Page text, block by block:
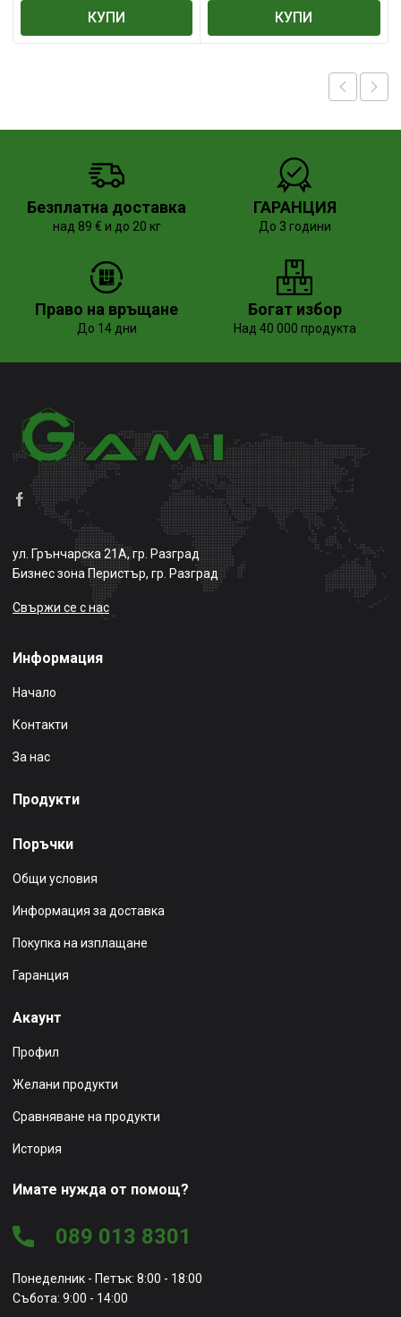
КУПИ КУПИ
Безплатна доставка
над 89 € и до 20 кг
ГАРАНЦИЯ
До 3 години
Право на връщане
До 14 дни
Богат избор
Над 40 000 продукта
ул. Грънчарска 21А, гр. Разград
Бизнес зона Перистър, гр. Разград
Свържи се с нас
Информация
Начало
Контакти
За нас
Продукти
Поръчки
Общи условия
Информация за доставка
Покупка на изплащане
Гаранция
Акаунт
Профил
Желани продукти
Сравняване на продукти
История
Имате нужда от помощ?
089 013 8301
Понеделник - Петък: 8:00 - 18:00
Събота: 9:00 - 14:00